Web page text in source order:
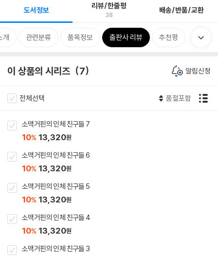
도서정보 리뷰/한줄평
38 배송/반품/교환
개 관련분류 품목정보 출판사 리뷰 추천평
이 상품의 시리즈 7 알림신청
전체선택 품절포함
소맥거핀의 인체 친구들 7
10% 13,320원
소맥거핀의 인체 친구들 6
10% 13,320원
소맥거핀의 인체 친구들 5
10% 13,320원
소맥거핀의 인체 친구들 4
10% 13,320원
소맥거핀의 인체 친구들 3